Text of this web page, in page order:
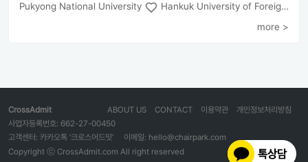
Pukyong National University
Hankuk University of Foreign Studies(Global Campus
more >
CrossAdmit 개인정보처리방침
이용약관
CONTACT
ABOUT US
사업자등록번호: 662-27-00450
고객센터: 카카오톡 '크로스어드밋'
이메일: hello@chairpark.com
Copyright ⓒ CrossAdmit.com All right reserved